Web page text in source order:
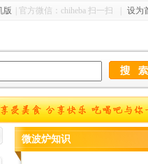
版 | 官方微信：chiheba 扫一扫 设为
微波炉知识